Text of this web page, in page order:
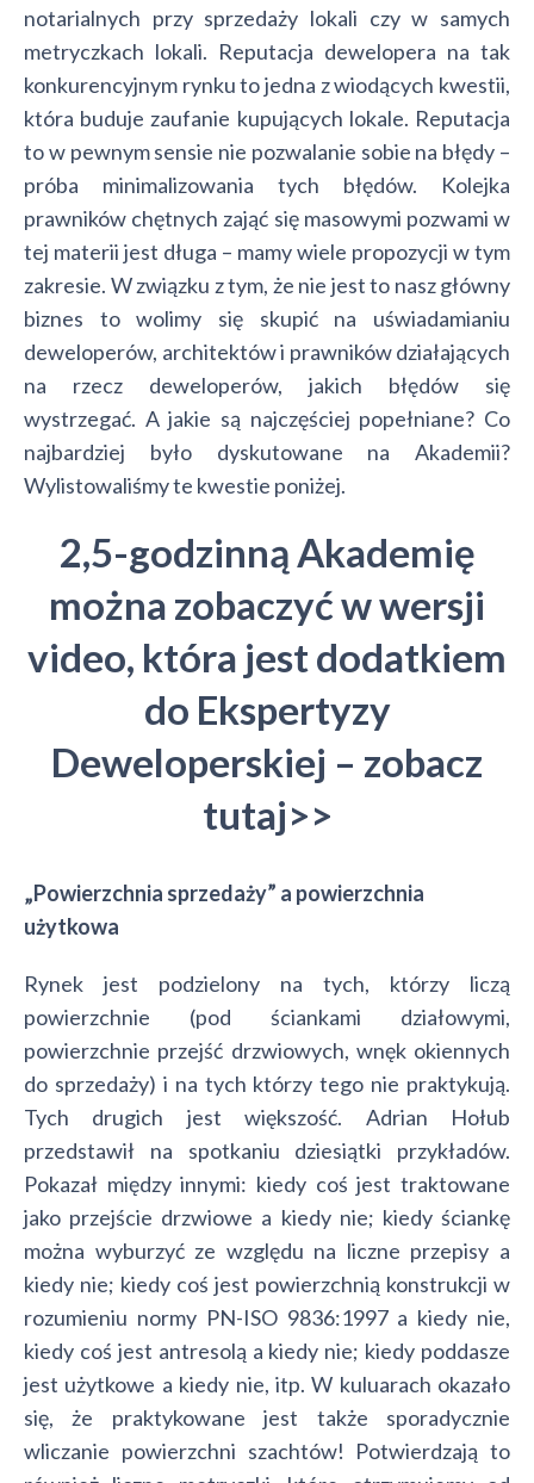
notarialnych przy sprzedaży lokali czy w samych
metryczkach lokali. Reputacja dewelopera na tak
konkurencyjnym rynku to jedna z wiodących kwestii,
która buduje zaufanie kupujących lokale. Reputacja
to w pewnym sensie nie pozwalanie sobie na błędy –
próba minimalizowania tych błędów. Kolejka
prawników chętnych zająć się masowymi pozwami w
tej materii jest długa – mamy wiele propozycji w tym
zakresie. W związku z tym, że nie jest to nasz główny
biznes to wolimy się skupić na uświadamianiu
deweloperów, architektów i prawników działających
na rzecz deweloperów, jakich błędów się
wystrzegać. A jakie są najczęściej popełniane? Co
najbardziej było dyskutowane na Akademii?
Wylistowaliśmy te kwestie poniżej.
2,5-godzinną Akademię
można zobaczyć w wersji
video, która jest dodatkiem
do Ekspertyzy
Deweloperskiej – zobacz
tutaj>>
„Powierzchnia sprzedaży” a powierzchnia
użytkowa
Rynek jest podzielony na tych, którzy liczą
powierzchnie (pod ściankami działowymi,
powierzchnie przejść drzwiowych, wnęk okiennych
do sprzedaży) i na tych którzy tego nie praktykują.
Tych drugich jest większość. Adrian Hołub
przedstawił na spotkaniu dziesiątki przykładów.
Pokazał między innymi: kiedy coś jest traktowane
jako przejście drzwiowe a kiedy nie; kiedy ściankę
można wyburzyć ze względu na liczne przepisy a
kiedy nie; kiedy coś jest powierzchnią konstrukcji w
rozumieniu normy PN-ISO 9836:1997 a kiedy nie,
kiedy coś jest antresolą a kiedy nie; kiedy poddasze
jest użytkowe a kiedy nie, itp. W kuluarach okazało
się, że praktykowane jest także sporadycznie
wliczanie powierzchni szachtów! Potwierdzają to